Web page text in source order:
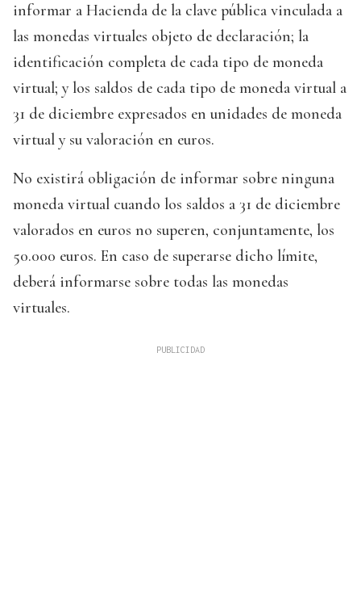
informar a Hacienda de la clave pública vinculada a
las monedas virtuales objeto de declaración; la
identificación completa de cada tipo de moneda
virtual; y los saldos de cada tipo de moneda virtual a
31 de diciembre expresados en unidades de moneda
virtual y su valoración en euros.
No existirá obligación de informar sobre ninguna
moneda virtual cuando los saldos a 31 de diciembre
valorados en euros no superen, conjuntamente, los
50.000 euros. En caso de superarse dicho límite,
deberá informarse sobre todas las monedas
virtuales.